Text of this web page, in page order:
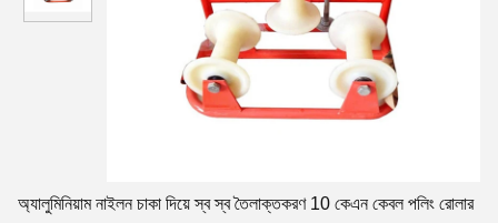
অ্যালুমিনিয়াম নাইলন চাকা দিয়ে স্ব স্ব তৈলাক্তকরণ 10 কেএন কেবল পলিং রোলার